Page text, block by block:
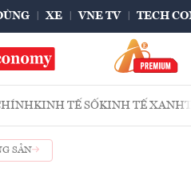
XE VNE TV TECH
KINH TẾ SỐKINH TẾ XANH
SẢN